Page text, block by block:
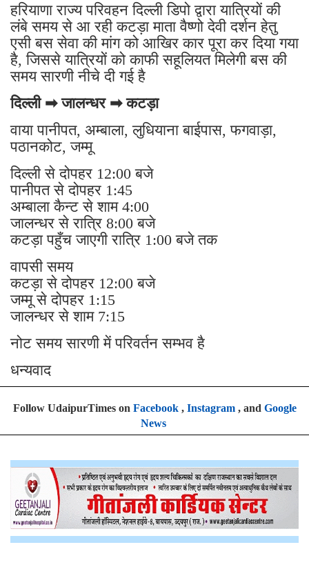
हरियाणा राज्य परिवहन दिल्ली डिपो द्वारा यात्रियों की
लंबे समय से आ रही कटड़ा माता वैष्णो देवी दर्शन हेतु
एसी बस सेवा की मांग को आखिर कार पूरा कर दिया गया
है, जिससे यात्रियों को काफी सहूलियत मिलेगी बस की
समय सारणी नीचे दी गई है
दिल्ली ➡ जालन्धर ➡ कटड़ा
वाया पानीपत, अम्बाला, लुधियाना बाईपास, फगवाड़ा,
पठानकोट, जम्मू
दिल्ली से दोपहर 12:00 बजे
पानीपत से दोपहर 1:45
अम्बाला कैन्ट से शाम 4:00
जालन्धर से रात्रि 8:00 बजे
कटड़ा पहुँच जाएगी रात्रि 1:00 बजे तक
वापसी समय
कटड़ा से दोपहर 12:00 बजे
जम्मू से दोपहर 1:15
जालन्धर से शाम 7:15
नोट समय सारणी में परिवर्तन सम्भव है
धन्यवाद
Follow UdaipurTimes on Facebook, Instagram, and Google
News